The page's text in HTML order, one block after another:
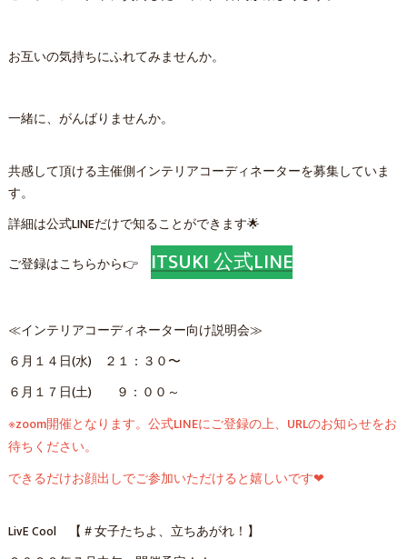
お互いの気持ちにふれてみませんか。
一緒に、がんばりませんか。
共感して頂ける主催側インテリアコーディネーターを募集していま
す。
詳細は公式LINEだけで知ることができます🌟
ご登録はこちらから👉 ITSUKI 公式LINE
≪インテリアコーディネーター向け説明会≫
６月１４日(水) ２１：３０〜
６月１７日(土) ９：００～
※zoom開催となります。公式LINEにご登録の上、URLのお知らせをお
待ちください。
できるだけお顔出しでご参加いただけると嬉しいです❤
LivE Cool 【＃女子たちよ、立ちあがれ！】